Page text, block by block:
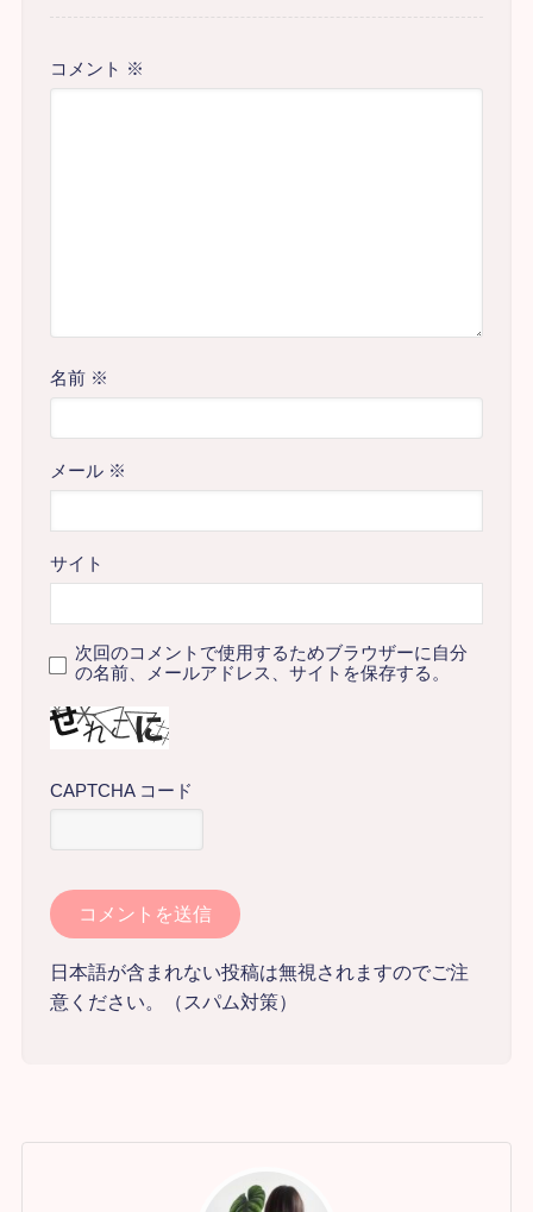
コメント ※
名前 ※
メール ※
サイト
次回のコメントで使用するためブラウザーに自分
の名前、メールアドレス、サイトを保存する。
CAPTCHA コード
日本語が含まれない投稿は無視されますのでご注
意ください。（スパム対策）